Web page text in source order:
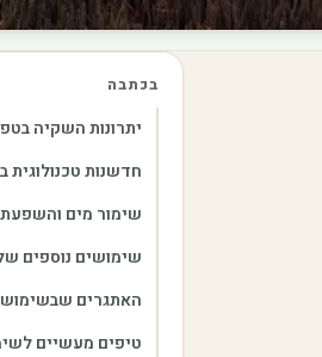
בכתבה
יתרונות השקיה
חדשנות
שימור מים
שימושים נוספים
האתגרים
טיפים מעשיים